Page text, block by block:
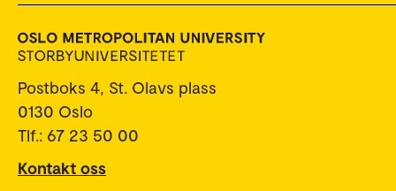
Postboks 4, St. Olavs plass
0130 Oslo
Tlf.: 67 23 50 00
Kontakt oss